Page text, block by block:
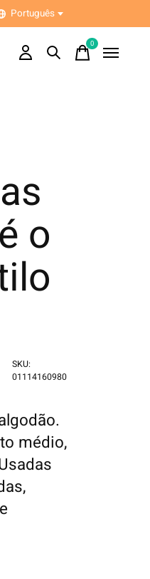
Português
0items
o
SKU:
01114160980
médio,